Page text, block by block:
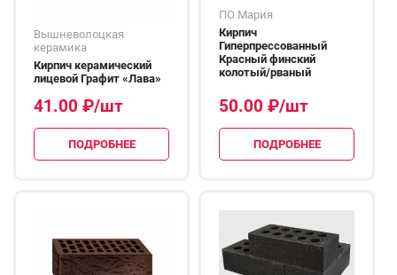
Вышневолоцкая
керамика
Кирпич керамический
лицевой Графит «Лава»
41.00 ₽/шт
ПОДРОБНЕЕ
ПО Мария
Кирпич
Гиперпрессованный
Красный финский
колотый/рваный
50.00 ₽/шт
ПОДРОБНЕЕ